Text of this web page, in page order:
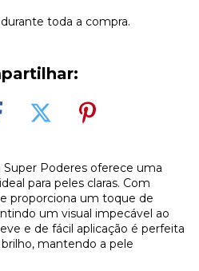
toda a compra.
Super Poderes oferece uma
para peles claras. Com
proporciona um toque de
um visual impecável ao
e de fácil aplicação é perfeita
mantendo a pele